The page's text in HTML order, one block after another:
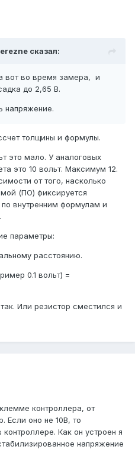
сказал:
вот во время замера, и
до 2,65 В.
напряжение.
толщины и формулы.
это мало. У аналоговых
это 10 вольт. Максимум 12.
от того, насколько
(ПО) фиксируется
внутренним формулам и
параметры:
расстоянию.
0.1 вольт) =
Или резистор сместился и
контроллера, от
Если оно не 10В, то
Как он устроен я
напряжение